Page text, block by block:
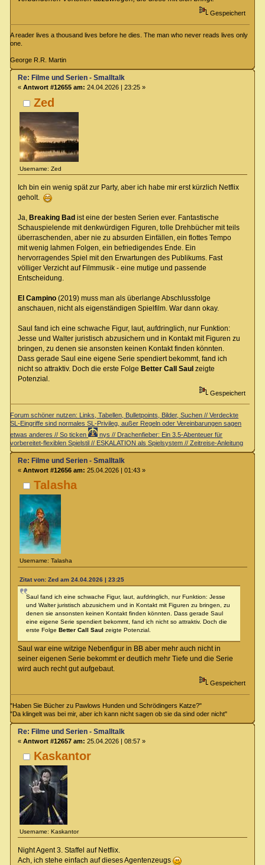
Gespeichert
A reader lives a thousand lives before he dies. The man who never reads lives only
one.
George R.R. Martin
Zed
Username: Zed
Re: Filme und Serien - Smalltalk
« Antwort #12655 am: 24.04.2026 | 23:25 »
Ich bin ein wenig spät zur Party, aber ich habe mir erst kürzlich Netflix
geholt.
Ja, Breaking Badist eine der besten Serien ever. Fantastische
Schauspielende mit denkwürdigen Figuren, tolle Drehbücher mit teils
überraschenden, aber nie zu absurden Einfällen, ein flottes Tempo
mit wenig lahmen Folgen, ein befriedigendes Ende. Ein
hervorragendes Spiel mit den Erwartungen des Publikums. Fast
völliger Verzicht auf Filmmusik - eine mutige und passende
Entscheidung.
El Campino(2019) muss man als überlange Abschlussfolge
anschauen, nicht als eigenständigen Spielfilm. War dann okay.
Saul fand ich eine schwache Figur, laut, aufdringlich, nur Funktion:
Jesse und Walter juristisch abzusichern und in Kontakt mit Figuren zu
bringen, zu denen sie ansonsten keinen Kontakt finden könnten.
Dass gerade Saul eine eigene Serie spendiert bekommt, fand ich
nicht so attraktiv. Doch die erste Folge Better Call Saul zeigte
Potenzial.
Gespeichert
Forum schöner nutzen: Links, Tabellen, Bulletpoints, Bilder, Suchen // Verdeckte
SL-Eingriffe sind normales SL-Privileg, außer Regeln oder Vereinbarungen sagen
etwas anderes // So ticken
nys // Drachenfieber: Ein 3.5-Abenteuer für
vorbereitet-flexiblen Spielstil // ESKALATION als Spielsystem // Zeitreise-Anleitung
Talasha
Username: Talasha
Re: Filme und Serien - Smalltalk
« Antwort #12656 am: 25.04.2026 | 01:43 »
Zitat von: Zed am 24.04.2026 | 23:25
Saul fand ich eine schwache Figur, laut, aufdringlich, nur Funktion: Jesse
und Walter juristisch abzusichern und in Kontakt mit Figuren zu bringen, zu
denen sie ansonsten keinen Kontakt finden könnten. Dass gerade Saul
eine eigene Serie spendiert bekommt, fand ich nicht so attraktiv. Doch die
erste Folge Better Call Saul zeigte Potenzial.
Saul war eine witzige Nebenfigur in BB aber mehr auch nicht in
seiner eigenen Serie bekommt er deutlich mehr Tiefe und die Serie
wird auch recht gut aufgebaut.
Gespeichert
"Haben Sie Bücher zu Pawlows Hunden und Schrödingers Katze?"
"Da klingelt was bei mir, aber ich kann nicht sagen ob sie da sind oder nicht"
Kaskantor
Username: Kaskantor
Re: Filme und Serien - Smalltalk
« Antwort #12657 am: 25.04.2026 | 08:57 »
Night Agent 3. Staffel auf Netflix.
Ach, ich stehe einfach auf dieses Agentenzeugs